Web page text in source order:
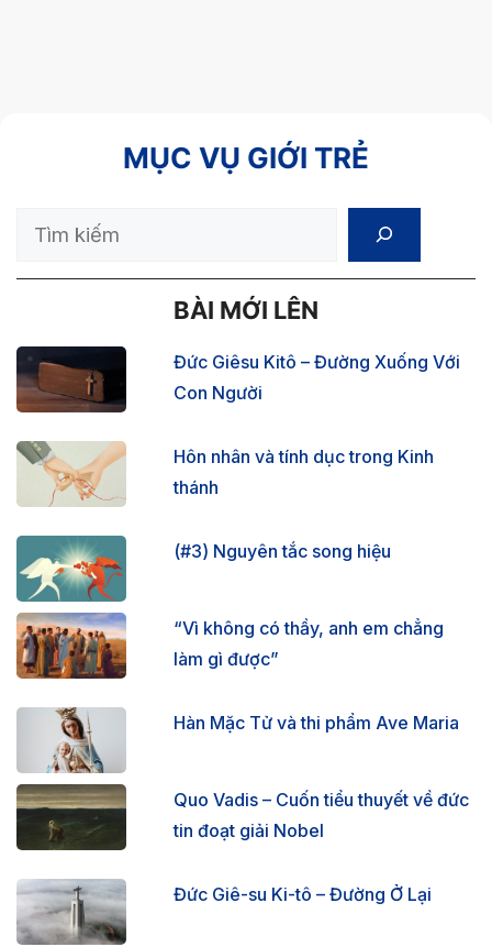
MỤC VỤ GIỚI TRẺ
Search
BÀI MỚI LÊN
Đức Giêsu Kitô – Đường Xuống Với
Con Người
Hôn nhân và tính dục trong Kinh
thánh
(#3) Nguyên tắc song hiệu
“Vì không có thầy, anh em chẳng
làm gì được”
Hàn Mặc Tử và thi phẩm Ave Maria
Quo Vadis – Cuốn tiểu thuyết về đức
tin đoạt giải Nobel
Đức Giê-su Ki-tô – Đường Ở Lại